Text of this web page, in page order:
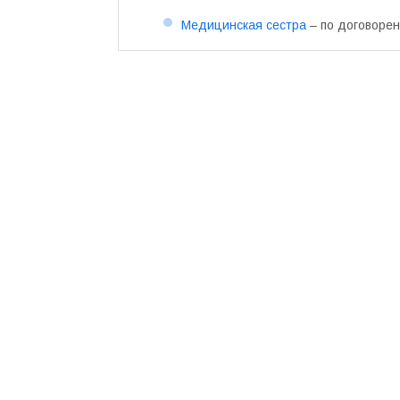
Медицинская сестра – по